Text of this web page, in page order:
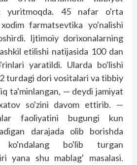
yuritmoqda. 45 nafar o'rta
farmatsevtika yo'nalishi
Ijtimoiy dorixonalarning
etilishi natijasida 100 dan
yaratildi. Ularda bo'lishi
turdagi dori vositalari va tibbiy
ta'minlangan, — deydi jamiyat
so'zini davom ettirib. —
faoliya­tini bugungi kun
darajada olib borishda
bo'lib turgan
yana shu mablag' masalasi.